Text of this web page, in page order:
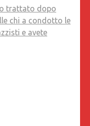
trattato dopo
chi a condotto le
e avete